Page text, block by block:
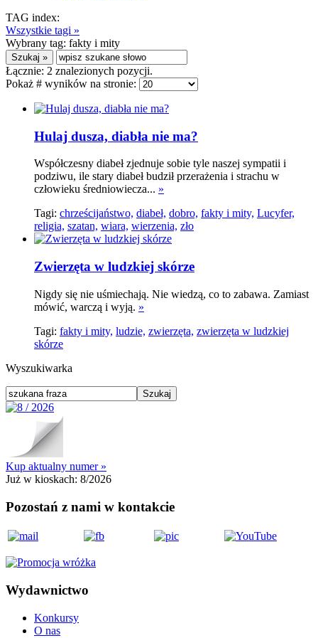
TAG index:
Wszystkie tagi »
Wybrany tag: fakty i mity
Łącznie: 2 znalezionych pozycji.
Pokaż # wyników na stronie:
Hulaj dusza, diabła nie ma?
Współczesny diabeł zjednuje sobie tyle naszej sympatii i
podziwu, ile stary diabeł budził przerażenia i strachu w
człowieku średniowiecza... »
Tagi: chrześcijaństwo, diabeł, dobro, fakty i mity, Lucyfer,
religia, szatan, wiara, wierzenia, zło
Zwierzęta w ludzkiej skórze
Nigdy się nie uśmiechają. Nie wiedzą, co to zabawa. Zamiast
mówić, warczą i wyją. »
Tagi: fakty i mity, ludzie, zwierzęta, zwierzęta w ludzkiej
skórze
Wyszukiwarka
Kup aktualny numer »
Już w kioskach: 8/2026
Pozostań z nami w kontakcie
Wydawnictwo
Konkursy
O nas